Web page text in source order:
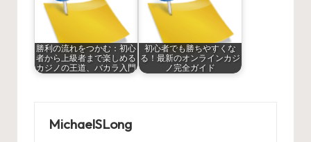
勝利の流れをつかむ：初心
者から上級者まで楽しめる
カジノの王道、バカラ入門
初心者でも勝ちやすくな
る！最新のオンラインカジ
ノ完全ガイド
MichaelSLong